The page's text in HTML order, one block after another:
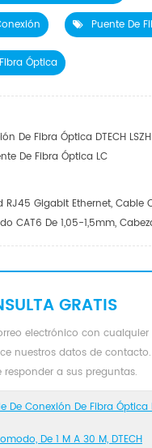
Puente De
Óptica
De Fibra Óptica DTECH
De Fibra Óptica LC
RJ45 Gigabit Ethernet, Cable
CAT6 De 1,05-1,5mm,
GRATIS
electrónico con
nuestros datos de contacto.
a sus preguntas.
De Conexión De Fibra Óptica
De 1 M A 30 M, DTECH